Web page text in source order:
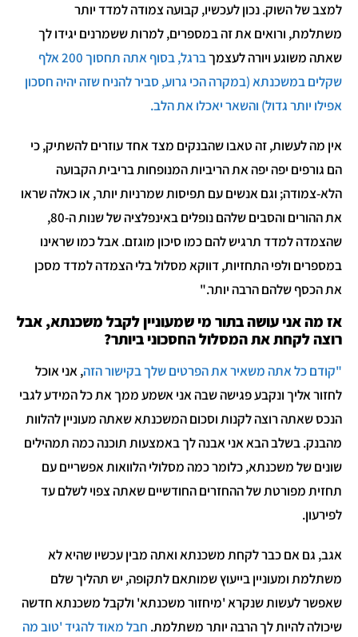
למצב של השוק. נכון לעכשיו, קבועה צמודה למדד יותר
משתלמת, ורואים את זה במספרים, למרות ששמרנים יגידו לך
שאתה משוגע ויורה לעצמך
ברגל, בסוף אתה תחסוך 200 אלף
שקלים במשכנתא (במקרה הכי גרוע, סביר להניח שזה יהיה חסכון
אפילו יותר גדול) והשאר יאכלו את הלב.
אין מה לעשות, זה טאבו שהבנקים מצד אחד עוזרים להשתיק, כי
הם גורפים יפה יפה את הריביות המנופחות בריבית הקבועה
הלא-צמודה; וגם אנשים עם תפיסות שמרניות יותר, או כאלה שראו
את ההורים והסבים שלהם נופלים באינפלציה של שנות ה-80,
שהצמדה למדד תרגיש להם כמו סיכון מוגזם. אבל כמו שראינו
במספרים ולפי התחזיות, דווקא מסלול בלי הצמדה למדד מסכן
את הכסף שלהם הרבה יותר."
אז מה אני עושה בתור מי שמעוניין לקבל משכנתא, אבל
רוצה לקחת את המסלול החסכוני ביותר?
"קודם כל אתה משאיר את הפרטים שלך בקישור הזה, אני אוכל
לחזור אליך ונקבע פגישה שבה אני אשמע ממך את כל המידע לגבי
הנכס שאתה רוצה לקנות וסכום המשכנתא שאתה מעוניין להלוות
מהבנק. בשלב הבא אני אבנה לך באמצעות תוכנה כמה תמהילים
שונים של משכנתא, כלומר כמה מסלולי הלוואות אפשריים עם
תחזית מפורטת של ההחזרים החודשיים שאתה צפוי לשלם עד
לפירעון.
אגב, גם אם כבר לקחת משכנתא ואתה מבין עכשיו שהיא לא
משתלמת ומעוניין בייעוץ שמותאם לתקופה, יש תהליך שלם
שאפשר לעשות שנקרא 'מיחזור משכנתא' ולקבל משכנתא חדשה
שיכולה להיות לך הרבה יותר משתלמת. חבל מאוד להגיד 'טוב מה